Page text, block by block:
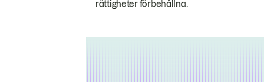
rättigheter förbehållna.